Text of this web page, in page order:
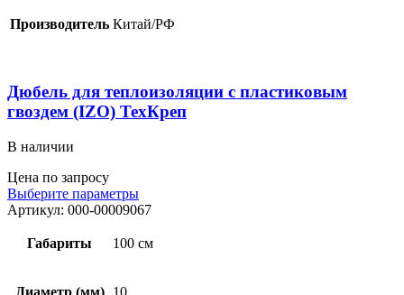
Производитель Китай/РФ
Дюбель для теплоизоляции с пластиковым
гвоздем (IZO) ТехКреп
В наличии
Цена по запросу
Выберите параметры
Артикул: 000-00009067
Габариты 100 см
Диаметр (мм) 10